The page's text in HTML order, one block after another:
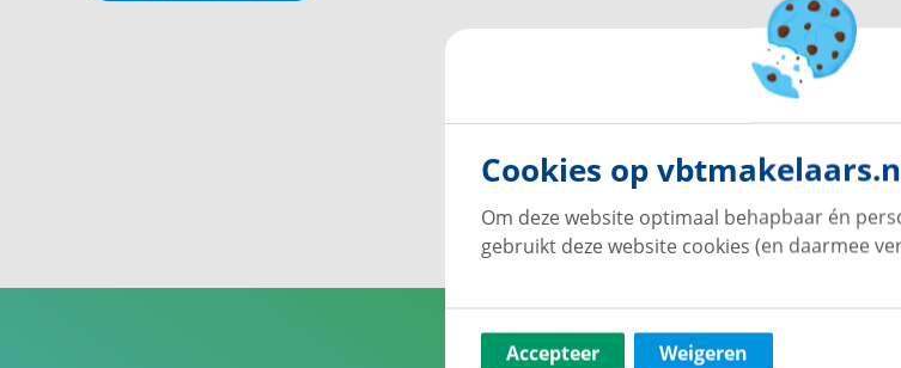
Cookies op
Om deze website optimaal behapbaar én
gebruikt deze website cookies (en daarmee
Accepteer Weigeren